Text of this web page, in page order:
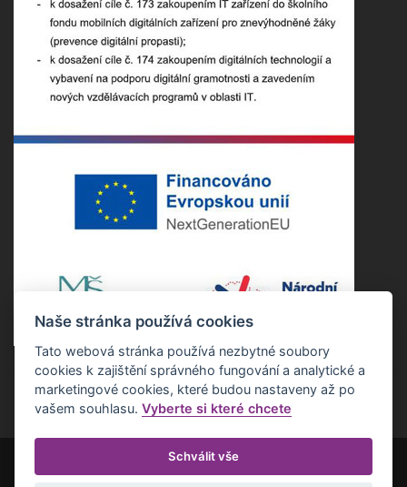
Copyright ©2022 Základní škola Nepomuk. Všechna práva vyhrazena.
Naše stránka používá cookies
Tato webová stránka používá nezbytné soubory
cookies k zajištění správného fungování a analytické a
marketingové cookies, které budou nastaveny až po
vašem souhlasu.Vyberte si které chcete
Schválit vše